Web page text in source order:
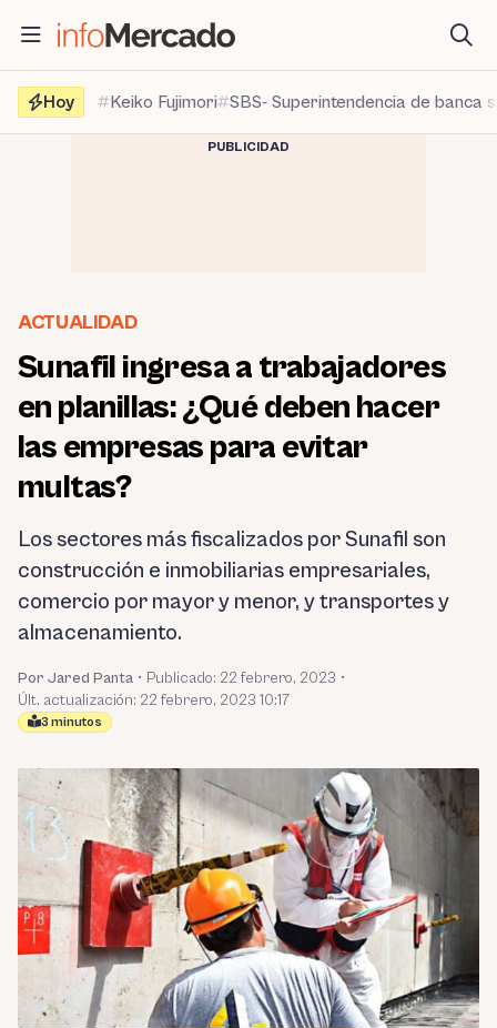
contenido
Hoy
Keiko Fujimori SBS- Superintendencia de banca
PUBLICIDAD
ACTUALIDAD
Sunafil ingresa a trabajadores
en planillas: ¿Qué deben hacer
las empresas para evitar
multas?
Los sectores más fiscalizados por Sunafil son
construcción e inmobiliarias empresariales,
comercio por mayor y menor, y transportes y
almacenamiento.
Por Jared Panta • Publicado: 22 febrero, 2023 •
Últ. actualización: 22 febrero, 2023 10:17
3 minutos